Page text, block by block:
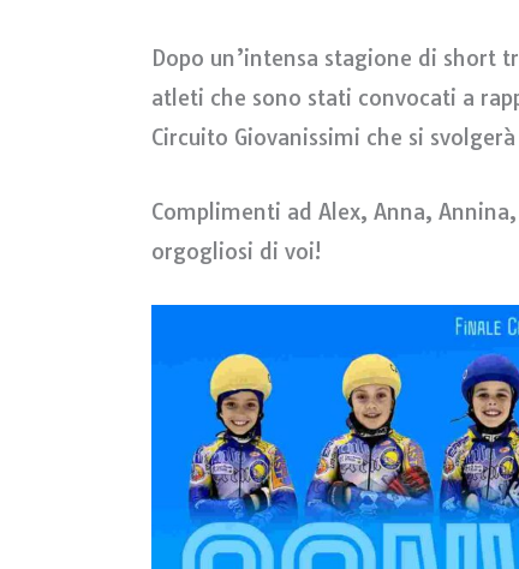
Dopo un’intensa stagione di short
atleti che sono stati convocati a
Circuito Giovanissimi che si
Complimenti ad Alex, Anna,
orgogliosi di voi!